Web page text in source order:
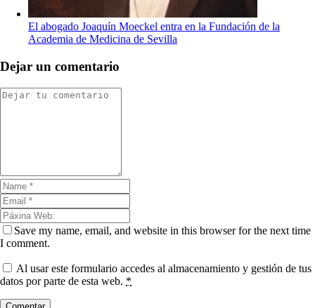
El abogado Joaquín Moeckel entra en la Fundación de la
Academia de Medicina de Sevilla
Dejar un comentario
Save my name, email, and website in this browser for the next time
I comment.
Al usar este formulario accedes al almacenamiento y gestión de tus
datos por parte de esta web. *